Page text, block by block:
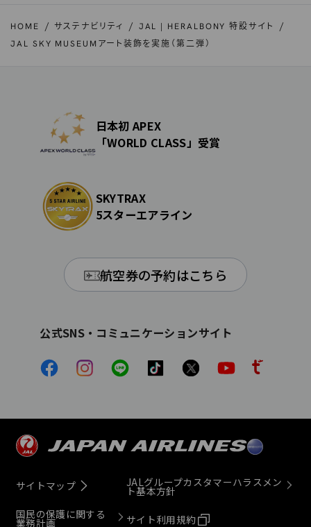
HOME サステナビリティ JAL | HERALBONY 特設サイト
JAL SKY MUSEUMアート装飾を実施（第二弾）
日本初 APEX
「WORLD CLASS」受賞
SKYTRAX
5スターエアライン
航空券の予約はこちら
公式SNS・コミュニケーションサイト
サイトマップ
国民の保護に関する
業務計画
JALグループカスタマーハラスメン
ト基本方針
サイト利用規約